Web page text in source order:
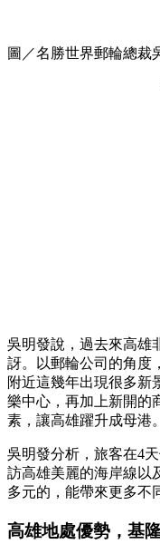
圖／名勝世界郵輪總裁
吳明發說，過去來高雄
訝。以郵輪公司的角度
附近這幾年出現很多新
樂中心，再加上新開的
素，讓高雄躍升成母港。
吳明發分析，旅客在4
訪高雄美麗的海岸線以
多元的，能帶來更多不
高雄地處優勢，基